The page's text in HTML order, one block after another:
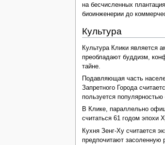
на бесчисленных
биоинженерии до
Культура
Культура Клики является
преобладают буддизм,
тайне.
Подавляющая часть
Запретного Города
пользуется
В Клике, параллельно
считаться 61 годом эпохи
Кухня Зенг-Ху считается
предпочитают засоленную